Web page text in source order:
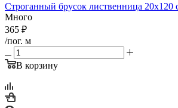
Строганный брусок лиственница 20х120
Много
365 ₽
/пог. м
В корзину